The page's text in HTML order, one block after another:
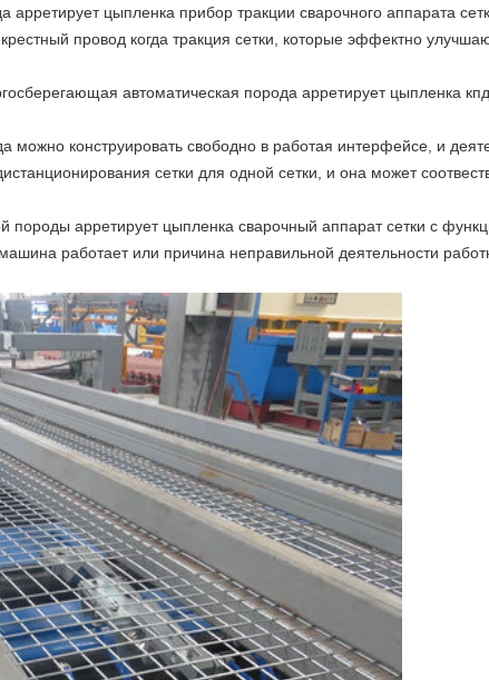
арретирует цыпленка прибор тракции сварочного аппарата
провод когда тракция сетки, которые эффектно
автоматическая порода арретирует цыпленка
можно конструировать свободно в работая интерфейсе, и
сетки для одной сетки, и она может
породы арретирует цыпленка сварочный аппарат сетки с
работает или причина неправильной деятельности